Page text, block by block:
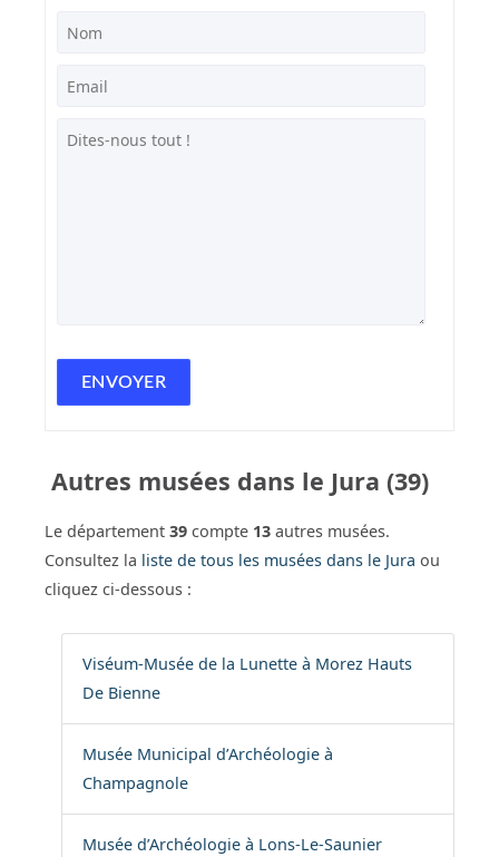
Autres musées dans le Jura (39)
Le département 39 compte 13 autres musées.
Consultez la liste de tous les musées dans le Jura ou
cliquez ci-dessous :
Viséum-Musée de la Lunette à Morez Hauts
De Bienne
Musée Municipal d’Archéologie à
Champagnole
Musée d’Archéologie à Lons-Le-Saunier